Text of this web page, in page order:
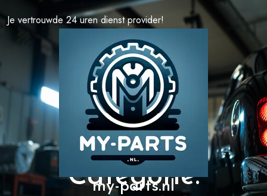
naarJe vertrouwde 24 uren dienst provider!
my-parts.nl
Categorie: